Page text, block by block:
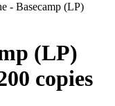
- Basecamp (LP)
(LP)
copies